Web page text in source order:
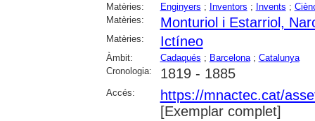
Matèries: Enginyers ; Inventors ; Invents ;
Matèries:
Monturiol i Estarriol,
Matèries: Ictíneo
Àmbit: Cadaqués ; Barcelona; Catalunya
Cronologia:
1819 - 1885
Accés:
https://mnactec.cat/
[Exemplar complet]